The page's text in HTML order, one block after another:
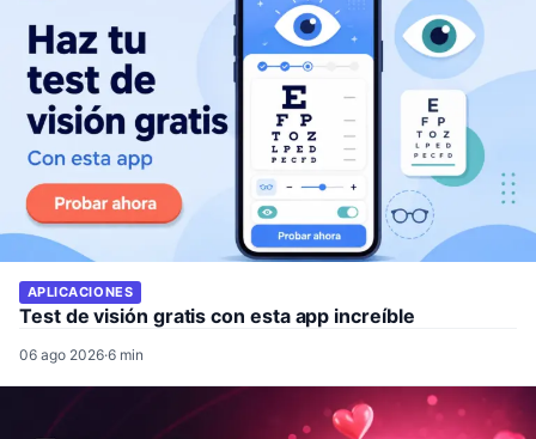
APLICACIONES
Test de visión gratis con esta app increíble
06 ago 2026·6 min